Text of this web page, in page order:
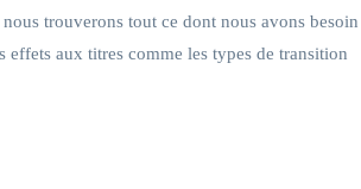
trouverons tout ce dont nous avons besoin
effets aux titres comme les types de transition